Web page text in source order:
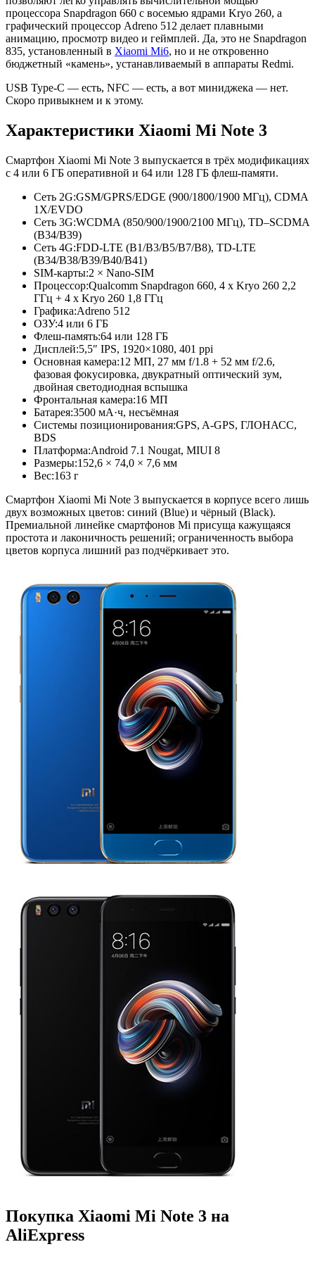
процессора Snapdragon 660 с восемью ядрами Kryo 260, а
графический процессор Adreno 512 делает плавными
анимацию, просмотр видео и геймплей. Да, это не Snapdragon
835, установленный в Xiaomi Mi6, но и не откровенно
бюджетный «камень», устанавливаемый в аппараты Redmi.
USB Type-C — есть, NFC — есть, а вот миниджека — нет.
Скоро привыкнем и к этому.
Характеристики Xiaomi Mi Note 3
Смартфон Xiaomi Mi Note 3 выпускается в трёх модификациях
с 4 или 6 ГБ оперативной и 64 или 128 ГБ флеш-памяти.
Сеть 2G:GSM/GPRS/EDGE (900/1800/1900 МГц), CDMA
1X/EVDO
Сеть 3G:WCDMA (850/900/1900/2100 МГц), TD–SCDMA
(B34/B39)
Сеть 4G:FDD-LTE (B1/B3/B5/B7/B8), TD-LTE
(B34/B38/B39/B40/B41)
SIM-карты:2 × Nano-SIM
Процессор:Qualcomm Snapdragon 660, 4 x Kryo 260 2,2
ГГц + 4 x Kryo 260 1,8 ГГц
Графика:Adreno 512
ОЗУ:4 или 6 ГБ
Флеш-память:64 или 128 ГБ
Дисплей:5,5″ IPS, 1920×1080, 401 ppi
Основная камера:12 МП, 27 мм f/1.8 + 52 мм f/2.6,
фазовая фокусировка, двукратный оптический зум,
двойная светодиодная вспышка
Фронтальная камера:16 МП
Батарея:3500 мА·ч, несъёмная
Системы позиционирования:GPS, A-GPS, ГЛОНАСС,
BDS
Платформа:Android 7.1 Nougat, MIUI 8
Размеры:152,6 × 74,0 × 7,6 мм
Вес:163 г
Смартфон Xiaomi Mi Note 3 выпускается в корпусе всего лишь
двух возможных цветов: синий (Blue) и чёрный (Black).
Премиальной линейке смартфонов Mi присуща кажущаяся
простота и лаконичность решений; ограниченность выбора
цветов корпуса лишний раз подчёркивает это.
Покупка Xiaomi Mi Note 3 на
AliExpress